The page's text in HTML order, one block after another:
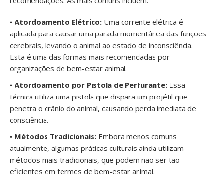
Atordoamento Elétrico: Uma corrente elétrica é
aplicada para causar uma parada momentânea das funções
cerebrais, levando o animal ao estado de inconsciência.
Esta é uma das formas mais recomendadas por
organizações de bem-estar animal.
Atordoamento por Pistola de Perfurante: Essa
técnica utiliza uma pistola que dispara um projétil que
penetra o crânio do animal, causando perda imediata de
consciência.
Métodos Tradicionais: Embora menos comuns
atualmente, algumas práticas culturais ainda utilizam
métodos mais tradicionais, que podem não ser tão
eficientes em termos de bem-estar animal.